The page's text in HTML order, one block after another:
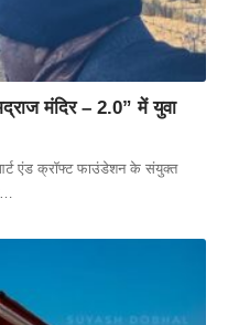
मंदिर – 2.0” में युवा
एंड क्रॉफ्ट फाउंडेशन के संयुक्त